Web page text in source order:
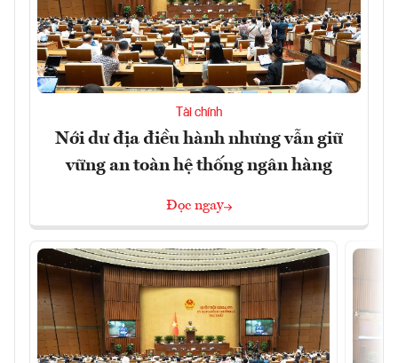
Tài chính
Nới dư địa điều hành nhưng vẫn giữ
vững an toàn hệ thống ngân hàng
Đọc ngay